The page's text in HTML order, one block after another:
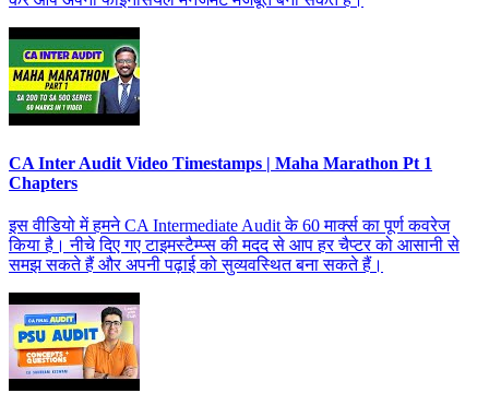
CA Inter Audit Video Timestamps | Maha Marathon Pt 1
Chapters
इस वीडियो में हमने CA Intermediate Audit के 60 मार्क्स का पूर्ण कवरेज
किया है। नीचे दिए गए टाइमस्टैम्प्स की मदद से आप हर चैप्टर को आसानी से
समझ सकते हैं और अपनी पढ़ाई को सुव्यवस्थित बना सकते हैं।